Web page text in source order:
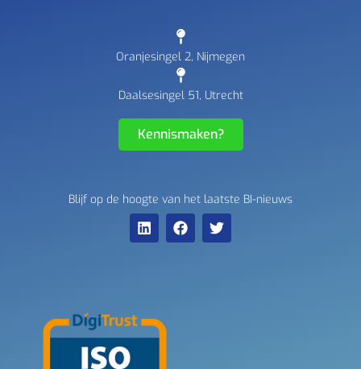
Oranjesingel 2, Nijmegen
Daalsesingel 51, Utrecht
Kennismaken?
Blijf op de hoogte van het laatste BI-nieuws